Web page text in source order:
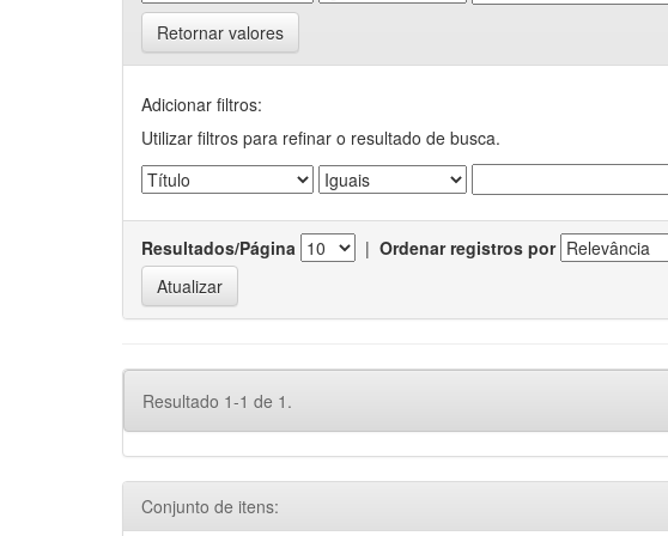
Retornar valores
Adicionar filtros:
Utilizar filtros para refinar o resultado de busca.
Resultados/Página | Ordenar registros por
Resultado 1-1 de 1.
Conjunto de itens: